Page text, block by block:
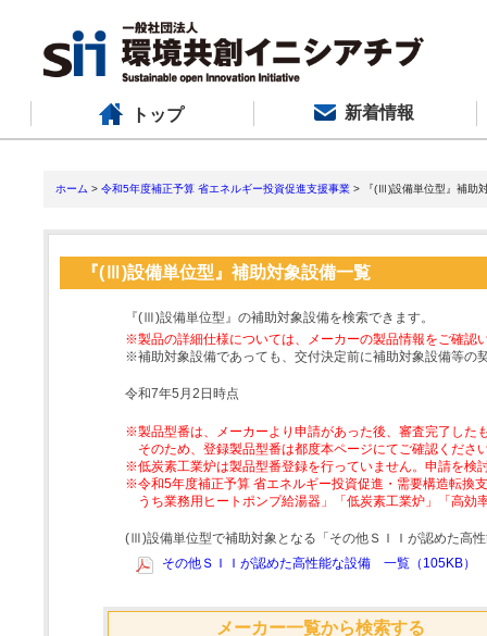
トップ 新着情報
ホーム > 令和5年度補正予算 省エネルギー投資促進支援事業 > 『(Ⅲ)設備単位型』補助
『(Ⅲ)設備単位型』補助対象設備一覧
『(Ⅲ)設備単位型』の補助対象設備を検索できます。
※製品の詳細仕様については、メーカーの製品情報をご確認
※補助対象設備であっても、交付決定前に補助対象設備等の
令和7年5月2日時点
※製品型番は、メーカーより申請があった後、審査完了した
そのため、登録製品型番は都度本ページにてご確認くださ
※低炭素工業炉は製品型番登録を行っていません。申請を検
※令和5年度補正予算 省エネルギー投資促進・需要構造転換
うち業務用ヒートポンプ給湯器」「低炭素工業炉」「高
(Ⅲ)設備単位型で補助対象となる「その他ＳＩＩが認めた高
その他ＳＩＩが認めた高性能な設備 一覧（105KB）
メーカー一覧から検索する